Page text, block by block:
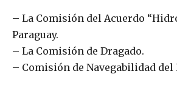
– La Comisión del Acuerdo
Paraguay.
– La Comisión de Dragado.
– Comisión de Navegabilidad del